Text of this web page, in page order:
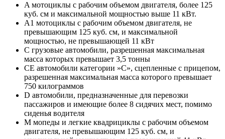
A мотоциклы с рабочим объемом двигателя, более 125
куб. см и максимальной мощностью выше 11 кВт.
A1 мотоциклы с рабочим объемом двигателя, не
превышающим 125 куб. см, и максимальной
мощностью, не превышающей 11 кВт
C грузовые автомобили, разрешенная максимальная
масса которых превышает 3,5 тонны
CE автомобили категории »С», сцепленные с прицепом,
разрешенная максимальная масса которого превышает
750 килограммов
D автомобили, предназначенные для перевозки
пассажиров и имеющие более 8 сидячих мест, помимо
сиденья водителя
M мопеды и легкие квадрициклы с рабочим объемом
двигателя, не превышающим 125 куб. см, и